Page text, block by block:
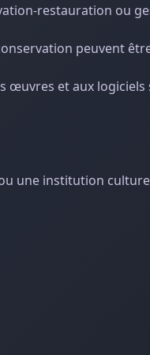
restauration ou
peuvent
œuvres et aux logiciels
une institution